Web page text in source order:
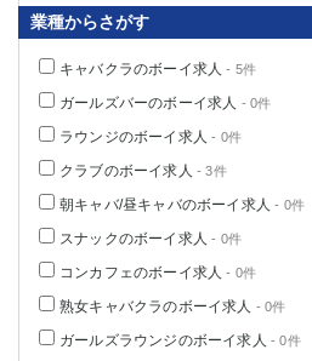
業種からさがす
キャバクラのボーイ求人 - 5件
ガールズバーのボーイ求人 - 0件
ラウンジのボーイ求人 - 0件
クラブのボーイ求人 - 3件
朝キャバ/昼キャバのボーイ求人 - 0件
スナックのボーイ求人 - 0件
コンカフェのボーイ求人 - 0件
熟女キャバクラのボーイ求人 - 0件
ガールズラウンジのボーイ求人 - 0件